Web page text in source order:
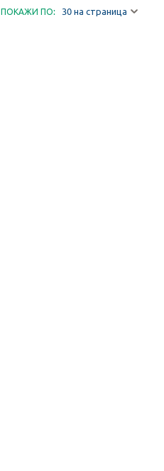
ПОКАЖИ ПО: 30 на страница